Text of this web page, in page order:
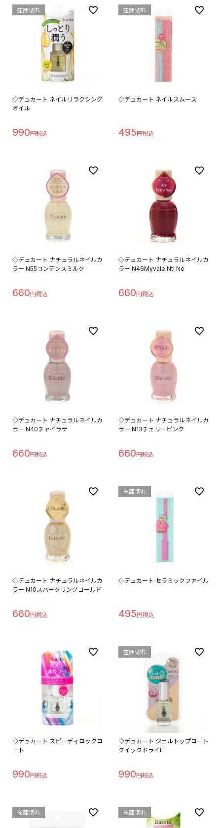
◇デュカート ネイルリラクシング
オイル
990
在庫切れ
◇デュカート ネイルスムース
495
在庫切れ
◇デュカート ナチュラルネイルカ
ラー N55コンデンスミルク
660
◇デュカート ナチュラルネイルカ
ラー N46Myvale Nti Ne
660
◇デュカート ナチュラルネイルカ
ラー N40チャイラテ
660
◇デュカート ナチュラルネイルカ
ラー N13チェリーピンク
660
◇デュカート ナチュラルネイルカ
ラー N10スパークリングゴールド
660
◇デュカート セラミックファイル
495
在庫切れ
◇デュカート スピーディロックコ
ート
990
◇デュカート ジェルトップコート
クイックドライII
990
在庫切れ
在庫切れ 在庫切れ